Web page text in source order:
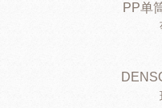
PP单